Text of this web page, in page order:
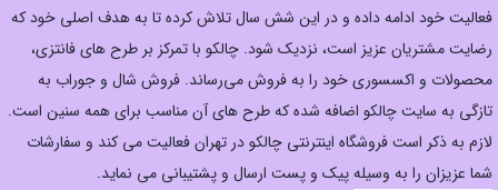
فعالیت خود ادامه داده و در این شش سال تلاش کرده تا به هدف اصلی خود که
رضایت مشتریان عزیز است، نزدیک شود. چالکو با تمرکز بر طرح های فانتزی،
محصولات و اکسسوری خود را به فروش می‌رساند. فروش شال و جوراب به
تازگی به سایت چالکو اضافه شده که طرح های آن مناسب برای همه سنین است.
لازم به ذکر است فروشگاه اینترنتی چالکو در تهران فعالیت می کند و سفارشات
شما عزیزان را به وسیله پیک و پست ارسال و پشتیبانی می نماید.